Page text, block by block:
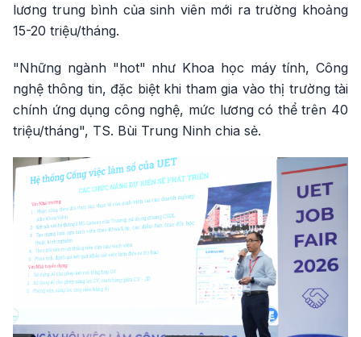
lương trung bình của sinh viên mới ra trường khoảng
15-20 triệu/tháng.
"Những ngành "hot" như Khoa học máy tính, Công
nghệ thông tin, đặc biệt khi tham gia vào thị trường tài
chính ứng dụng công nghệ, mức lương có thể trên 40
triệu/tháng", TS. Bùi Trung Ninh chia sẻ.